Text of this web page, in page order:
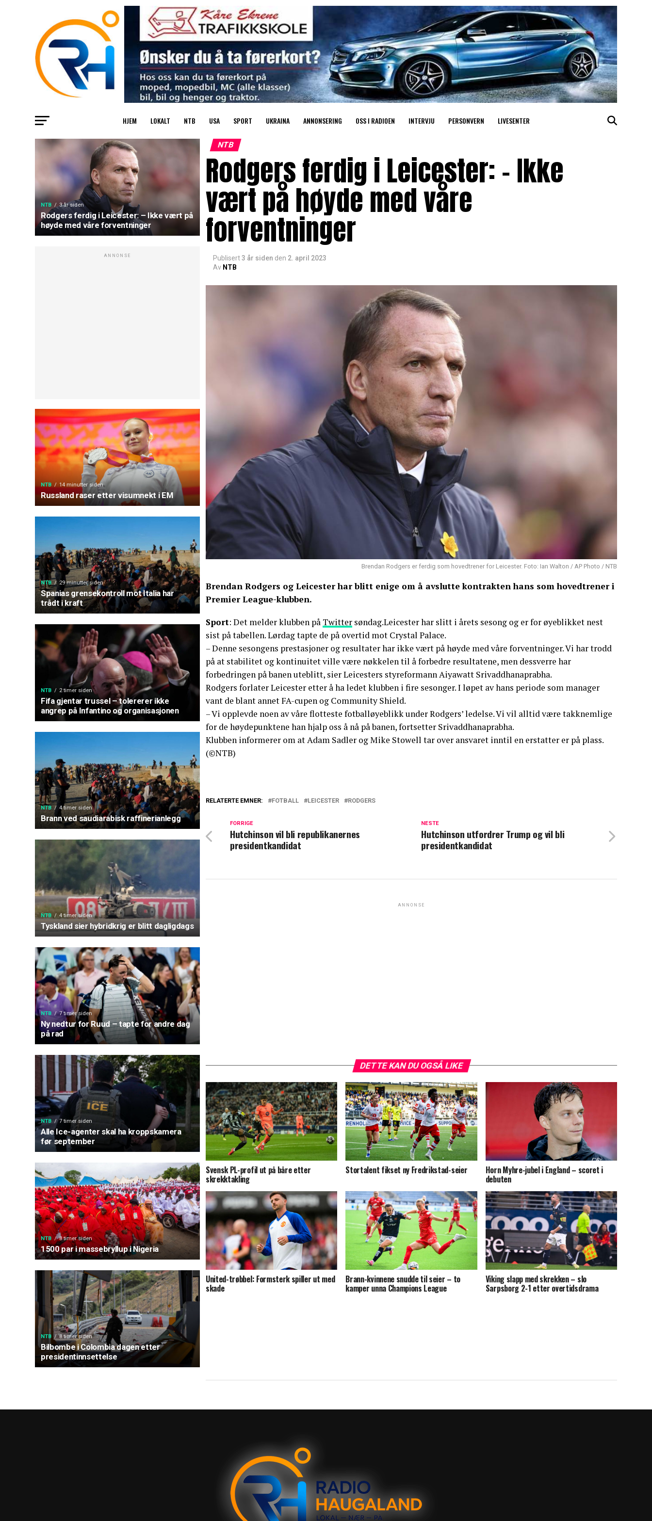
HJEM LOKALT NTB USA SPORT UKRAINA ANNONSERING OSS I RADIOEN INTERVJU PERSONVERN LIVESENTER
NTB 3 år siden
Rodgers ferdig i Leicester: – Ikke vært på
høyde med våre forventninger
ANNONSE
NTB 14 minutter siden
Russland raser etter visumnekt i EM
NTB 29 minutter siden
Spanias grensekontroll mot Italia har
trådt i kraft
NTB 2 timer siden
Fifa gjentar trussel – tolererer ikke
angrep på Infantino og organisasjonen
NTB 4 timer siden
Brann ved saudiarabisk raffinerianlegg
NTB 4 timer siden
Tyskland sier hybridkrig er blitt dagligdags
NTB 7 timer siden
Ny nedtur for Ruud – tapte for andre dag
på rad
NTB 7 timer siden
Alle Ice-agenter skal ha kroppskamera
før september
NTB 8 timer siden
1500 par i massebryllup i Nigeria
NTB 8 timer siden
Bilbombe i Colombia dagen etter
presidentinnsettelse
NTB
Rodgers ferdig i Leicester: – Ikke
vært på høyde med våre
forventninger
Publisert3 år siden den 2. april 2023
Av NTB
Brendan Rodgers er ferdig som hovedtrener for Leicester. Foto: Ian Walton / AP Photo / NTB
Brendan Rodgers og Leicester har blitt enige om å avslutte kontrakten hans som hovedtrener i
Premier League-klubben.
Sport: Det melder klubben på Twitter søndag.Leicester har slitt i årets sesong og er for øyeblikket nest
sist på tabellen. Lørdag tapte de på overtid mot Crystal Palace.
– Denne sesongens prestasjoner og resultater har ikke vært på høyde med våre forventninger. Vi har trodd
på at stabilitet og kontinuitet ville være nøkkelen til å forbedre resultatene, men dessverre har
forbedringen på banen uteblitt, sier Leicesters styreformann Aiyawatt Srivaddhanaprabha.
Rodgers forlater Leicester etter å ha ledet klubben i fire sesonger. I løpet av hans periode som manager
vant de blant annet FA-cupen og Community Shield.
– Vi opplevde noen av våre flotteste fotballøyeblikk under Rodgers’ ledelse. Vi vil alltid være takknemlige
for de høydepunktene han hjalp oss å nå på banen, fortsetter Srivaddhanaprabha.
Klubben informerer om at Adam Sadler og Mike Stowell tar over ansvaret inntil en erstatter er på plass.
(©NTB)
RELATERTE EMNER: FOTBALL LEICESTER RODGERS
NESTE
Hutchinson utfordrer Trump og vil bli
presidentkandidat
FORRIGE
Hutchinson vil bli republikanernes
presidentkandidat
ANNONSE
DETTE KAN DU OGSÅ LIKE
Svensk PL-profil ut på båre etter
skrekktakling
Stortalent fikset ny Fredrikstad-seier Horn Myhre-jubel i England – scoret i
debuten
United-trøbbel: Formsterk spiller ut med
skade
Brann-kvinnene snudde til seier – to
kamper unna Champions League
Viking slapp med skrekken – slo
Sarpsborg 2-1 etter overtidsdrama